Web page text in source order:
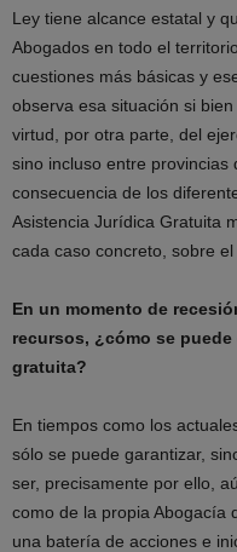
Ley tiene alcance estatal y
Abogados en todo el
cuestiones más básicas y
observa esa situación si
virtud, por otra parte, del
sino incluso entre provincias
consecuencia de los
Asistencia Jurídica Gratuita
cada caso concreto, sobre
En un momento de
recursos, ¿cómo se
gratuita?
En tiempos como los
sólo se puede garantizar,
ser, precisamente por ello,
como de la propia Abogacía
una batería de acciones e